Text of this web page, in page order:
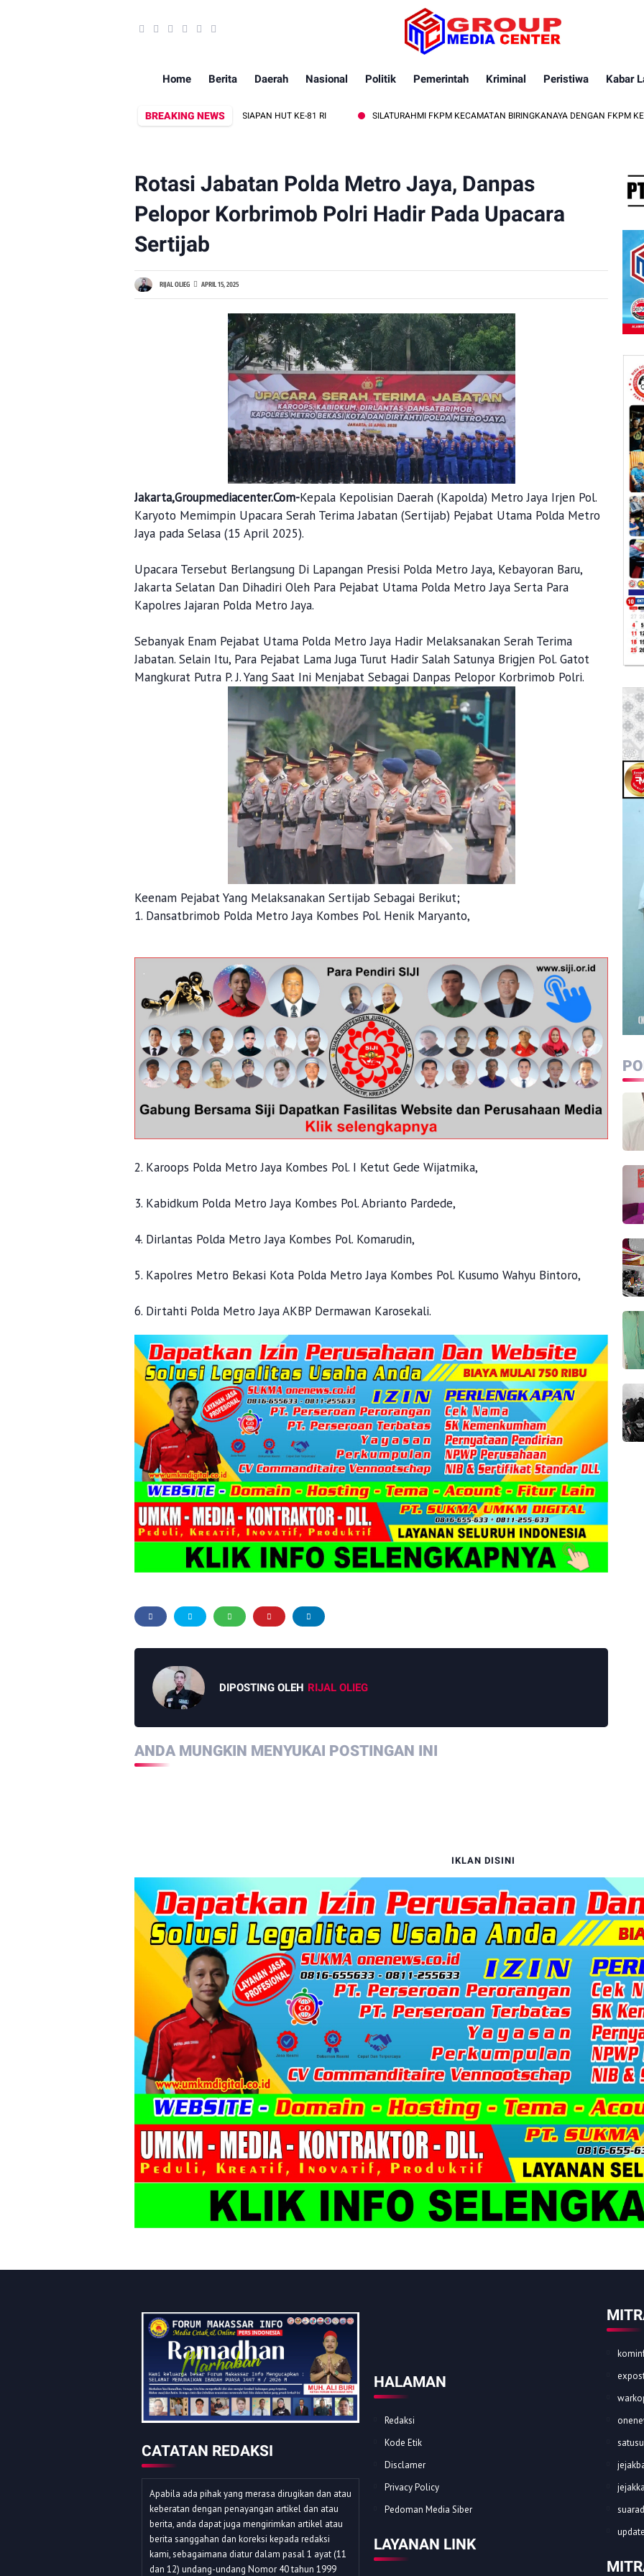
Home Berita Daerah Nasional Politik Pemerintah Kriminal Peristiwa Kabar
BREAKING NEWS
MAKASSAR GELAR RAPAT KORDINASI PERSIAPAN HUT KE-81 RI SILATURAHMI FKPM KECAMATAN BIRINGKANAYA DENGAN FKPM KELURAHAN
Rotasi Jabatan Polda Metro Jaya, Danpas
Pelopor Korbrimob Polri Hadir Pada Upacara
Sertijab
RIJAL OLIEG APRIL 15, 2025
Jakarta,Groupmediacenter.Com-Kepala Kepolisian Daerah (Kapolda) Metro Jaya Irjen Pol.
Karyoto Memimpin Upacara Serah Terima Jabatan (Sertijab) Pejabat Utama Polda Metro
Jaya pada Selasa (15 April 2025).
Upacara Tersebut Berlangsung Di Lapangan Presisi Polda Metro Jaya, Kebayoran Baru,
Jakarta Selatan Dan Dihadiri Oleh Para Pejabat Utama Polda Metro Jaya Serta Para
Kapolres Jajaran Polda Metro Jaya.
Sebanyak Enam Pejabat Utama Polda Metro Jaya Hadir Melaksanakan Serah Terima
Jabatan. Selain Itu, Para Pejabat Lama Juga Turut Hadir Salah Satunya Brigjen Pol. Gatot
Mangkurat Putra P. J. Yang Saat Ini Menjabat Sebagai Danpas Pelopor Korbrimob Polri.
Keenam Pejabat Yang Melaksanakan Sertijab Sebagai Berikut;
1. Dansatbrimob Polda Metro Jaya Kombes Pol. Henik Maryanto,
2. Karoops Polda Metro Jaya Kombes Pol. I Ketut Gede Wijatmika,
3. Kabidkum Polda Metro Jaya Kombes Pol. Abrianto Pardede,
4. Dirlantas Polda Metro Jaya Kombes Pol. Komarudin,
5. Kapolres Metro Bekasi Kota Polda Metro Jaya Kombes Pol. Kusumo Wahyu Bintoro,
6. Dirtahti Polda Metro Jaya AKBP Dermawan Karosekali.
DIPOSTING OLEH RIJAL OLIEG
ANDA MUNGKIN MENYUKAI POSTINGAN INI
IKLAN DISINI
CATATAN REDAKSI
Apabila ada pihak yang merasa dirugikan dan atau
keberatan dengan penayangan artikel dan atau
berita, anda dapat juga mengirimkan artikel atau
berita sanggahan dan koreksi kepada redaksi
kami, sebagaimana diatur dalam pasal 1 ayat (11
dan 12) undang-undang Nomor 40 tahun 1999
HALAMAN
Redaksi
Kode Etik
Disclamer
Privacy Policy
Pedoman Media Siber
LAYANAN LINK